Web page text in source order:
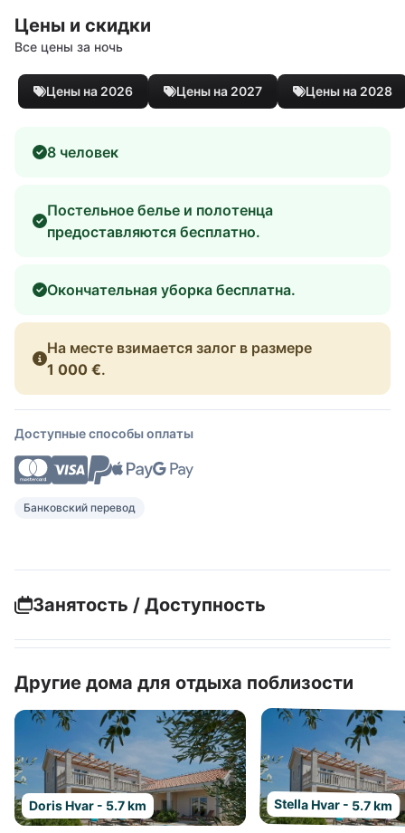
Цены и скидки
Все цены за ночь
Цены на 2026 Цены на 2027 Цены на 2028
8 человек
Постельное белье и полотенца
предоставляются бесплатно.
Окончательная уборка бесплатна.
На месте взимается залог в размере
1 000 €.
Доступные способы оплаты
Банковский перевод
Занятость / Доступность
Другие дома для отдыха поблизости
Doris Hvar - 5.7 km Stella Hvar - 5.7 km